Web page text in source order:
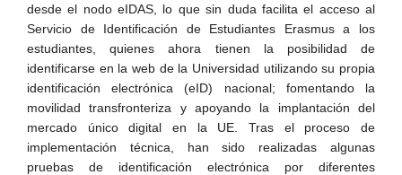
desde el nodo eIDAS, lo que sin duda facilita el acceso al
Servicio de Identificación de Estudiantes Erasmus a los
estudiantes, quienes ahora tienen la posibilidad de
identificarse en la web de la Universidad utilizando su propia
identificación electrónica (eID) nacional; fomentando la
movilidad transfronteriza y apoyando la implantación del
mercado único digital en la UE. Tras el proceso de
implementación técnica, han sido realizadas algunas
pruebas de identificación electrónica por diferentes